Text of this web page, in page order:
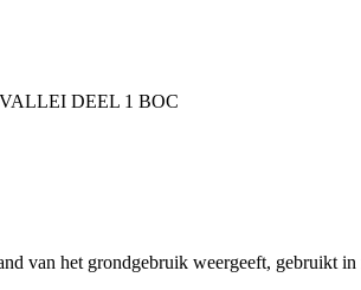
DEEL 1 BOC
van het grondgebruik weergeeft,